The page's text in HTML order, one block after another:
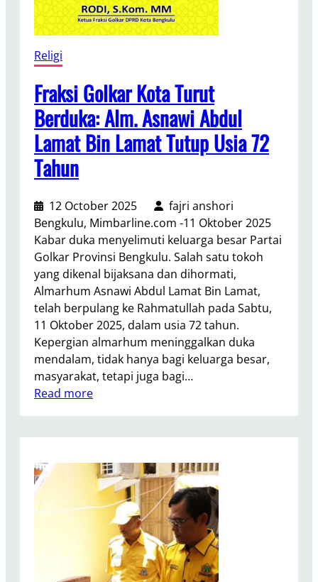
a
i
l
k
a
r
P
v
i
n
s
i
B
e
n
g
k
u
l
S
e
b
a
g
u
Religi
Fraksi Golkar Kota Turut
Berduka: Alm. Asnawi Abdul
Lamat Bin Lamat Tutup Usia 72
Tahun
12 October 2025
fajri anshori
Bengkulu, Mimbarline.com -11 Oktober 2025
Kabar duka menyelimuti keluarga besar Partai
Golkar Provinsi Bengkulu. Salah satu tokoh
yang dikenal bijaksana dan dihormati,
Almarhum Asnawi Abdul Lamat Bin Lamat,
telah berpulang ke Rahmatullah pada Sabtu,
11 Oktober 2025, dalam usia 72 tahun.
Kepergian almarhum meninggalkan duka
mendalam, tidak hanya bagi keluarga besar,
masyarakat, tetapi juga bagi…
Read more:
k
s
G